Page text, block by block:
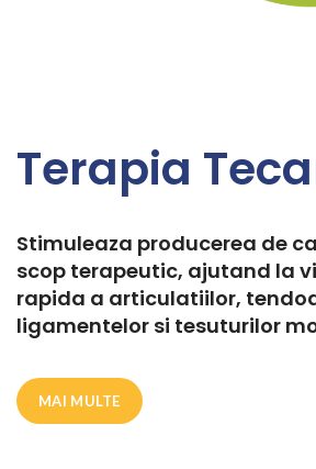
Terapia
Stimuleaza producerea de
scop terapeutic, ajutand la
rapida a articulatiilor,
ligamentelor si tesuturilor
MAI MULTE